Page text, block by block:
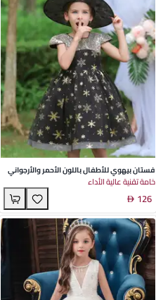
فستان بيهوي للأطفال باللون الأحمر والأرجواني
والأسود - مزيج من البوليستر والقطن تصميم
الأميرة بالترتر لهالوين وعيد الميلاد - مثالي
للفتيات اللاتي تتراوح أعمارهن بين 3-8 سنوات
خامة تقنية عالية الأداء
126